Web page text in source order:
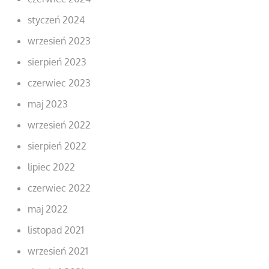
styczeń 2024
wrzesień 2023
sierpień 2023
czerwiec 2023
maj 2023
wrzesień 2022
sierpień 2022
lipiec 2022
czerwiec 2022
maj 2022
listopad 2021
wrzesień 2021